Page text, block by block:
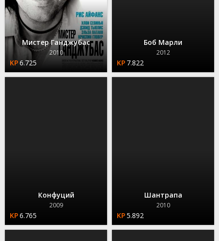
Мистер Ганджубас
2010
6.725
Боб Марли
2012
7.822
Конфуций
2009
6.765
Шантрапа
2010
5.892